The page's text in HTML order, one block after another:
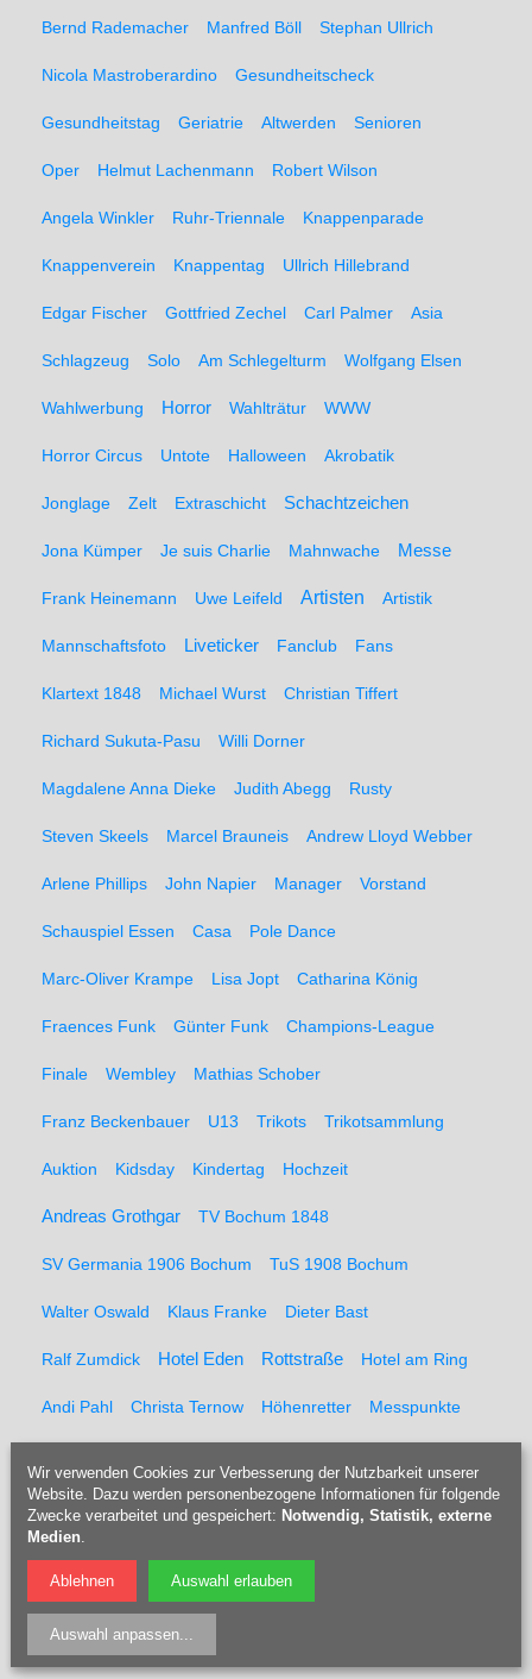
Bernd Rademacher Manfred Böll Stephan Ullrich
Nicola Mastroberardino Gesundheitscheck
Gesundheitstag Geriatrie Altwerden Senioren
Oper Helmut Lachenmann Robert Wilson
Angela Winkler Ruhr-Triennale Knappenparade
Knappenverein Knappentag Ullrich Hillebrand
Edgar Fischer Gottfried Zechel Carl Palmer Asia
Schlagzeug Solo Am Schlegelturm Wolfgang Elsen
Wahlwerbung Horror Wahlträtur WWW
Horror Circus Untote Halloween Akrobatik
Jonglage Zelt Extraschicht Schachtzeichen
Jona Kümper Je suis Charlie Mahnwache Messe
Frank Heinemann Uwe Leifeld Artisten Artistik
Mannschaftsfoto Liveticker Fanclub Fans
Klartext 1848 Michael Wurst Christian Tiffert
Richard Sukuta-Pasu Willi Dorner
Magdalene Anna Dieke Judith Abegg Rusty
Steven Skeels Marcel Brauneis Andrew Lloyd Webber
Arlene Phillips John Napier Manager Vorstand
Schauspiel Essen Casa Pole Dance
Marc-Oliver Krampe Lisa Jopt Catharina König
Fraences Funk Günter Funk Champions-League
Finale Wembley Mathias Schober
Franz Beckenbauer U13 Trikots Trikotsammlung
Auktion Kidsday Kindertag Hochzeit
Andreas Grothgar TV Bochum 1848
SV Germania 1906 Bochum TuS 1908 Bochum
Walter Oswald Klaus Franke Dieter Bast
Ralf Zumdick Hotel Eden Rottstraße Hotel am Ring
Andi Pahl Christa Ternow Höhenretter Messpunkte
Udo Berner Förster Marcel Müller Pferd Forst
Bücherei Kaberettist
Wir verwenden Cookies zur Verbesserung der Nutzbarkeit unserer
Website. Dazu werden personenbezogene Informationen für folgende
Zwecke verarbeitet und gespeichert: Notwendig, Statistik, externe
Medien.
Ablehnen Auswahl erlauben
Auswahl anpassen...